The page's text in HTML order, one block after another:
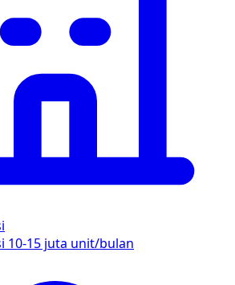
10-15 juta unit/bulan